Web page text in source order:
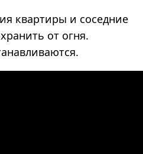
квартиры и соседние
от огня.